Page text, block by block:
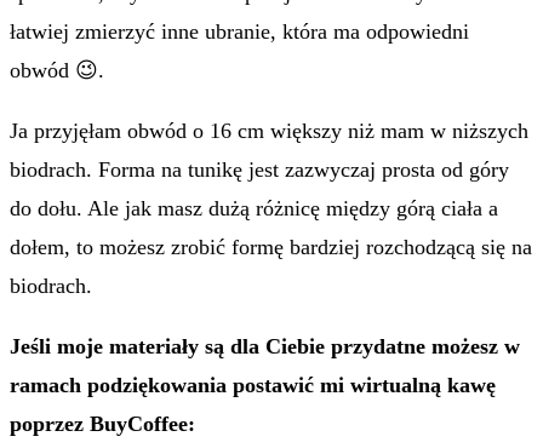
łatwiej zmierzyć inne ubranie, która ma odpowiedni
obwód 😉.
Ja przyjęłam obwód o 16 cm większy niż mam w niższych
biodrach. Forma na tunikę jest zazwyczaj prosta od góry
do dołu. Ale jak masz dużą różnicę między górą ciała a
dołem, to możesz zrobić formę bardziej rozchodzącą się na
biodrach.
Jeśli moje materiały są dla Ciebie przydatne możesz w
ramach podziękowania postawić mi wirtualną kawę
poprzez BuyCoffee: